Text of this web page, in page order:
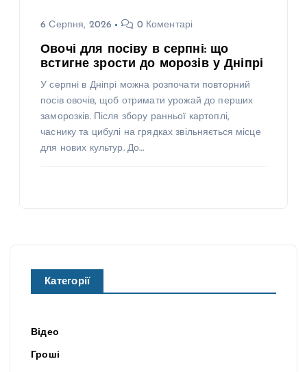
6 Серпня, 2026 0 Коментарі
Овочі для посіву в серпні: що
встигне зрости до морозів у Дніпрі
У серпні в Дніпрі можна розпочати повторний
посів овочів, щоб отримати урожай до перших
заморозків. Після збору ранньої картоплі,
часнику та цибулі на грядках звільняється місце
для нових культур. До…
Категорії
Відео
Гроші